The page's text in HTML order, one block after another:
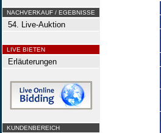
NACHVERKAUF / EGEBNISSE
54. Live-Auktion
LIVE BIETEN
Erläuterungen
KUNDENBEREICH